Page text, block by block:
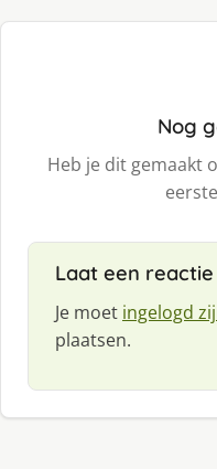
Nog
Heb je dit gemaakt
Laat een
Je moet ingelogd
plaatsen.